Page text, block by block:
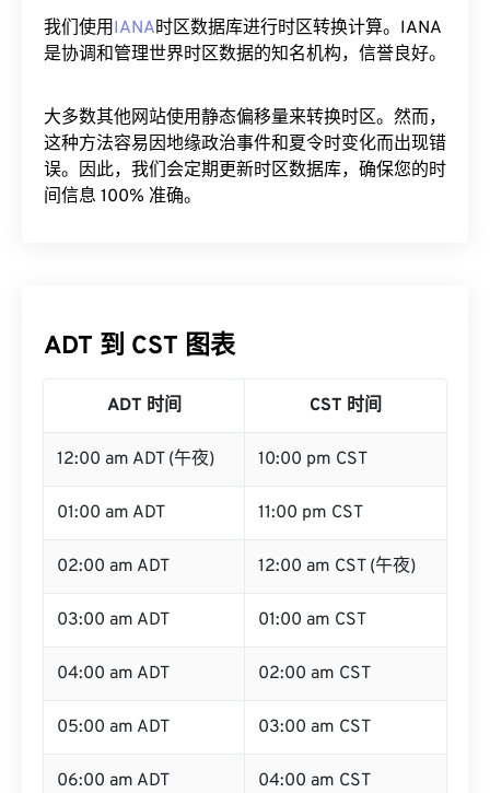
我们使用IANA时区数据库进行时区转换计算。IANA
是协调和管理世界时区数据的知名机构，信誉良好。
大多数其他网站使用静态偏移量来转换时区。然而，
这种方法容易因地缘政治事件和夏令时变化而出现错
误。因此，我们会定期更新时区数据库，确保您的时
间信息 100% 准确。
ADT 到 CST 图表
ADT 时间 CST 时间
12:00 am ADT (午夜) 10:00 pm CST
01:00 am ADT 11:00 pm CST
02:00 am ADT 12:00 am CST (午夜)
03:00 am ADT 01:00 am CST
04:00 am ADT 02:00 am CST
05:00 am ADT 03:00 am CST
06:00 am ADT 04:00 am CST